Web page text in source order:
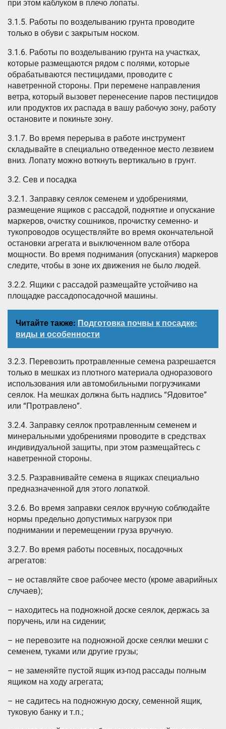
при этом каблуком в плечо лопаты.
3.1.5. Работы по возделыванию грунта проводите
только в обуви с закрытым носком.
3.1.6. Работы по возделыванию грунта на участках,
которые размещаются рядом с полями, которые
обрабатываются пестицидами, проводите с
наветренной стороны. При перемене направления
ветра, который вызовет перенесение паров пестицидов
или продуктов их распада в вашу рабочую зону, работу
остановите и покиньте зону.
3.1.7. Во время перерыва в работе инструмент
складывайте в специально отведенное место лезвием
вниз. Лопату можно воткнуть вертикально в грунт.
3.2. Сев и посадка
3.2.1. Заправку сеялок семенем и удобрениями,
размещение ящиков с рассадой, поднятие и опускание
маркеров, очистку сошников, прочистку семенно- и
тукопроводов осуществляйте во время окончательной
остановки агрегата и выключенном вале отбора
мощности. Во время поднимания (опускания) маркеров
следите, чтобы в зоне их движения не было людей.
3.2.2. Ящики с рассадой размещайте устойчиво на
площадке рассадопосадочной машины.
Читайте также: Подготовка почвы к посадке:
виды и особенности
3.2.3. Перевозить протравленные семена разрешается
только в мешках из плотного материала одноразового
использования или автомобильными погрузчиками
сеялок. На мешках должна быть надпись “Ядовитое”
или “Протравлено”.
3.2.4. Заправку сеялок протравленным семенем и
минеральными удобрениями проводите в средствах
индивидуальной защиты, при этом размещайтесь с
наветренной стороны.
3.2.5. Разравнивайте семена в ящиках специально
предназначенной для этого лопаткой.
3.2.6. Во время заправки сеялок вручную соблюдайте
нормы предельно допустимых нагрузок при
поднимании и перемещении груза вручную.
3.2.7. Во время работы посевных, посадочных
агрегатов:
– не оставляйте свое рабочее место (кроме аварийных
случаев);
– находитесь на подножной доске сеялок, держась за
поручень, или на сидении;
– не перевозите на подножной доске сеялки мешки с
семенем, туками или другие грузы;
– не заменяйте пустой ящик из-под рассады полным
ящиком на ходу агрегата;
– не садитесь на подножную доску, семенной ящик,
туковую банку и т.п.;